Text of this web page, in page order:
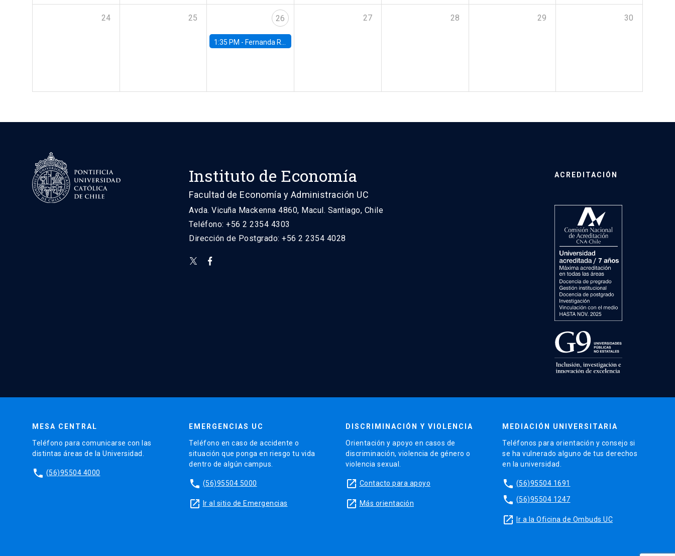
24 25 26
1:35 PM - Fernanda Rojas Ampuero, University of Wisconsin-Madison
27 28 29 30
Instituto de Economía
Facultad de Economía y Administración UC
Avda. Vicuña Mackenna 4860, Macul. Santiago, Chile
Teléfono: +56 2 2354 4303
Dirección de Postgrado: +56 2 2354 4028
ACREDITACIÓN
MESA CENTRAL
Teléfono para comunicarse con las
distintas áreas de la Universidad.
phone (56)95504 4000
EMERGENCIAS UC
Teléfono en caso de accidente o
situación que ponga en riesgo tu vida
dentro de algún campus.
phone (56)95504 5000
launch Ir al sitio de Emergencias
DISCRIMINACIÓN Y VIOLENCIA
Orientación y apoyo en casos de
discriminación, violencia de género o
violencia sexual.
launch Contacto para apoyo
launch Más orientación
MEDIACIÓN UNIVERSITARIA
Teléfonos para orientación y consejo si
se ha vulnerado alguno de tus derechos
en la universidad.
phone (56)95504 1691
phone (56)95504 1247
launch Ir a la Oficina de Ombuds UC